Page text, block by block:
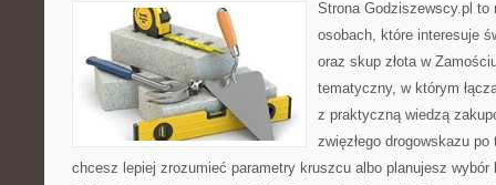
Strona Godziszewscy.pl
osobach, które interesuje
oraz skup złota w
tematyczny, w którym
z praktyczną wiedzą
zwięzłego drogowskazu
chcesz lepiej zrozumieć parametry kruszcu albo planujesz